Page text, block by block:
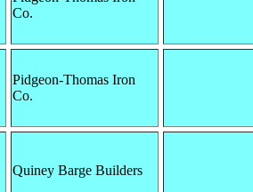
Co.
Pidgeon-Thomas Iron
Co.
Quiney Barge Builders